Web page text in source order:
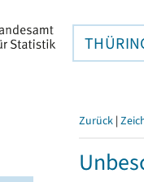
Zurück |